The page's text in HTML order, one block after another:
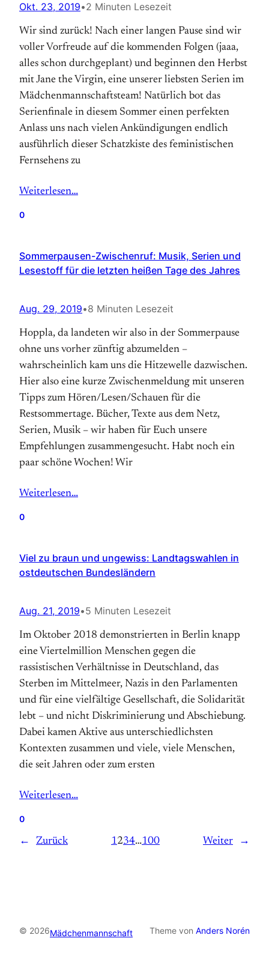
Okt. 23, 2019•2 Minuten Lesezeit
Wir sind zurück! Nach einer langen Pause sind wir
voller Vorfreude auf die kommenden Folgen (jaaa,
alles schon durchgeplant) und beginnen den Herbst
mit Jane the Virgin, eine unserer liebsten Serien im
Mädchenmannschaftsteam! Natürlich bot das
Serienfinale in diesem Sommer einen perfekten
Anlass uns nach vielen Ankündigungen endlich
ausführlich dieser Schatzkiste des feministischen
Fernsehens zu
Weiterlesen…
0
Sommerpausen-Zwischenruf: Musik, Serien und
Lesestoff für die letzten heißen Tage des Jahres
Aug. 29, 2019•8 Minuten Lesezeit
Hoppla, da landeten wir also in der Sommerpause
ohne uns vorher zünftig abzumelden –
wahrscheinlich kam uns die Hitzewelle dazwischen.
Hier also eine kurze Zwischenmeldung mit unseren
Tipps zum Hören/Lesen/Schauen für die
Restsommertage. Bücher, Texte aus dem Netz,
Serien, Musik – wir haben für Euch unsere
Empfehlungen zusammengesucht. Habt noch ein
paar schöne Wochen! Wir
Weiterlesen…
0
Viel zu braun und ungewiss: Landtagswahlen in
ostdeutschen Bundesländern
Aug. 21, 2019•5 Minuten Lesezeit
Im Oktober 2018 demonstrierten in Berlin knapp
eine Viertelmillion Menschen gegen die
rassistischen Verhältnisse in Deutschland, das
Sterben im Mittelmeer, Nazis in den Parlamenten
und für eine vielfältige Gesellschaft, die Solidarität
lebt – und nicht Diskriminierung und Abschiebung.
Dabei kamen Aktive aus unterschiedlichsten
Kontexten zusammen und viele, viele Menschen,
die seit Jahren oder zum ersten
Weiterlesen…
0
← Zurück 1234…100 Weiter →
© 2026Mädchenmannschaft Theme von Anders Norén